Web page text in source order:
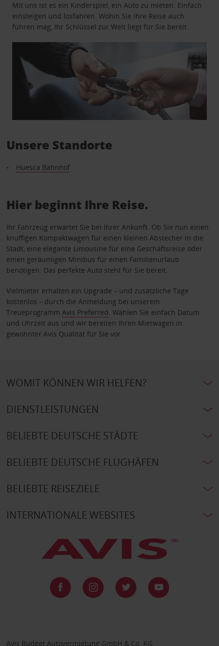
Mit uns ist es ein Kinderspiel, ein Auto zu mieten. Einfach
einsteigen und losfahren. Wohin Sie Ihre Reise auch
führen mag, Ihr Schlüssel zur Welt liegt für Sie bereit.
Unsere Standorte
Huesca Bahnhof
Hier beginnt Ihre Reise.
Ihr Fahrzeug erwartet Sie bei Ihrer Ankunft. Ob Sie nun einen
knuffigen Kompaktwagen für einen kleinen Abstecher in die
Stadt, eine elegante Limousine für eine Geschäftsreise oder
einen geräumigen Minibus für einen Familienurlaub
benötigen: Das perfekte Auto steht für Sie bereit.
Vielmieter erhalten ein Upgrade – und zusätzliche Tage
kostenlos – durch die Anmeldung bei unserem
Treueprogramm Avis Preferred . Wählen Sie einfach Datum
und Uhrzeit aus und wir bereiten Ihren Mietwagen in
gewohnter Avis Qualität für Sie vor.
WOMIT KÖNNEN WIR HELFEN?
DIENSTLEISTUNGEN
BELIEBTE DEUTSCHE STÄDTE
BELIEBTE DEUTSCHE FLUGHÄFEN
BELIEBTE REISEZIELE
INTERNATIONALE WEBSITES
Avis Budget Autovermietung GmbH & Co. KG